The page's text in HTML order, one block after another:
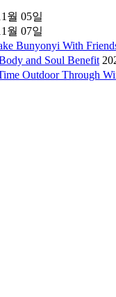
월 05일
월 07일
Bunyonyi With
and Soul Benefit
Outdoor Through